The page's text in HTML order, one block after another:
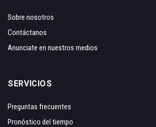
Sobre nosotros
Contáctanos
Anunciate en nuestros medios
SERVICIOS
Preguntas frecuentes
Pronóstico del tiempo